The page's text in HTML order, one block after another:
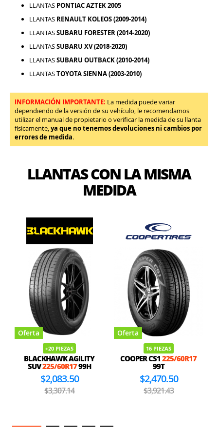
LLANTAS PONTIAC AZTEK 2005
LLANTAS RENAULT KOLEOS (2009-2014)
LLANTASSUBARU FORESTER (2014-2020)
LLANTASSUBARU XV (2018-2020)
LLANTASSUBARU OUTBACK (2010-2014)
LLANTASTOYOTA SIENNA (2003-2010)
INFORMACIÓN IMPORTANTE: La medida puede variar
dependiendo de la versión de su vehículo, le recomendamos
utilizar el manual de propietario o verificar la medida de su llanta
físicamente,ya que no tenemos devoluciones ni cambios por
errores de medida.
LLANTAS CON LA MISMA
MEDIDA
Oferta
+20 PIEZAS
BLACKHAWK AGILITY
SUV225/60R1799H
$2,083.50
$3,307.14
Oferta
16 PIEZAS
COOPER CS1 225/60R17
99T
$2,470.50
$3,921.43